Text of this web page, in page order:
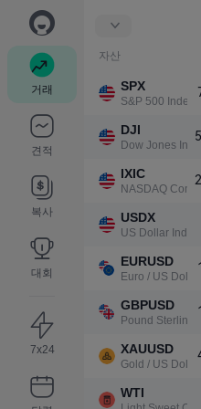
거래
견적
복사
대회
7x24
자산
SPX
S&P 500 Index
DJI
Dow Jones
IXIC
NASDAQ
USDX
US Dollar Index
EURUSD
Euro / US Dollar
GBPUSD
Pound Sterling /
XAUUSD
Gold / US Dollar
WTI